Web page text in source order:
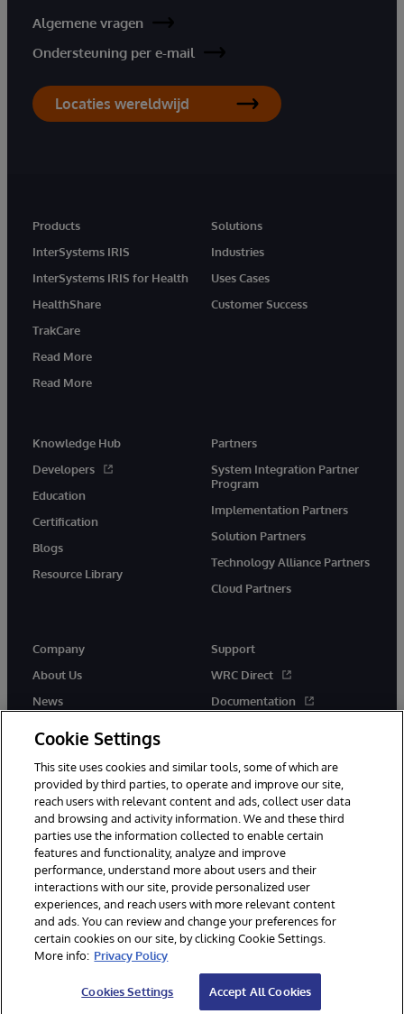
Algemene vragen
Ondersteuning per e-mail
Locaties wereldwijd
Products
InterSystems IRIS
InterSystems IRIS for Health
HealthShare
TrakCare
Read More
Read More
Solutions
Industries
Uses Cases
Customer Success
Knowledge Hub
Developers
Education
Certification
Blogs
Resource Library
Partners
System Integration Partner
Program
Implementation Partners
Solution Partners
Technology Alliance Partners
Cloud Partners
Company
About Us
News
Support
WRC Direct
Documentation
© 1996-2026 InterSystems Corporation, Cambridge, MA. All Rights
Reserved.
Notices/Terms & Conditions
Privacy Statement
Guarantee
Accessibility
Cookie Settings
This site uses cookies and similar tools, some of which are
provided by third parties, to operate and improve our site,
reach users with relevant content and ads, collect user data
and browsing and activity information. We and these third
parties use the information collected to enable certain
features and functionality, analyze and improve
performance, understand more about users and their
interactions with our site, provide personalized user
experiences, and reach users with more relevant content
and ads. You can review and change your preferences for
certain cookies on our site, by clicking Cookie Settings.
More info: Privacy Policy
Cookies Settings Accept All Cookies